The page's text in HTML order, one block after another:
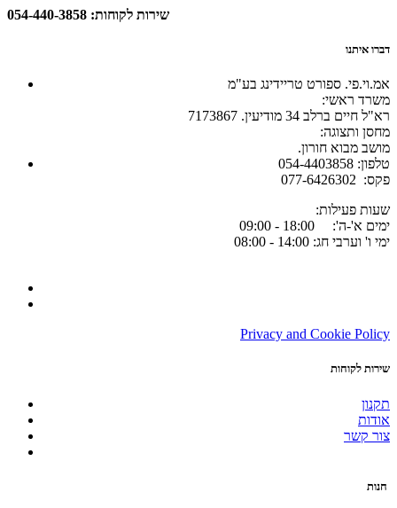
שירות לקוחות: 054-440-3858
דברו איתנו
אמ.וי.פי. ספורט טריידינג בע"מ
:משרד ראשי
רא"ל חיים ברלב 34 מודיעין. 7173867
:מחסן ותצוגה
.מושב מבוא חורון
054-4403858 :טלפון
077-6426302 :פקס
:שעות פעילות
ימים א'-ה': 18:00 - 09:00
ימי ו' וערבי חג: 14:00 - 08:00
Privacy and Cookie Policy
שירות לקוחות
תקנון
אודות
צור קשר